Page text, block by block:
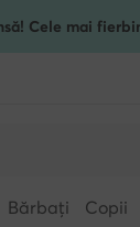
Cele mai
Bărbați Copii